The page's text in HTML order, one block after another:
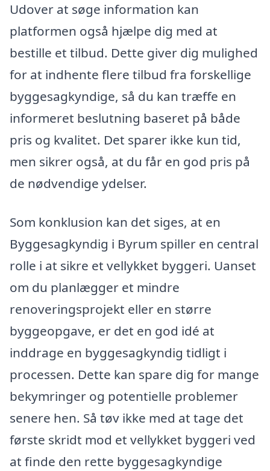
Udover at søge information kan
platformen også hjælpe dig med at
bestille et tilbud. Dette giver dig mulighed
for at indhente flere tilbud fra forskellige
byggesagkyndige, så du kan træffe en
informeret beslutning baseret på både
pris og kvalitet. Det sparer ikke kun tid,
men sikrer også, at du får en god pris på
de nødvendige ydelser.
Som konklusion kan det siges, at en
Byggesagkyndig i Byrum spiller en central
rolle i at sikre et vellykket byggeri. Uanset
om du planlægger et mindre
renoveringsprojekt eller en større
byggeopgave, er det en god idé at
inddrage en byggesagkyndig tidligt i
processen. Dette kan spare dig for mange
bekymringer og potentielle problemer
senere hen. Så tøv ikke med at tage det
første skridt mod et vellykket byggeri ved
at finde den rette byggesagkyndige